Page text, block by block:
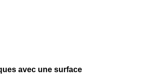
avec une surface